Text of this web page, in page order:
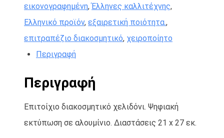
εικονογραφημένη,Έλληνες καλλιτέχνης,
Ελληνικό προϊόν, εξαιρετική ποιότητα.,
επιτραπέζιο διακοσμητικό, χειροποίητο
Περιγραφή
Περιγραφή
Επιτοίχιο διακοσμητικό χελιδόνι. Ψηφιακή
εκτύπωση σε αλουμίνιο. Διαστάσεις 21 x 27 εκ.